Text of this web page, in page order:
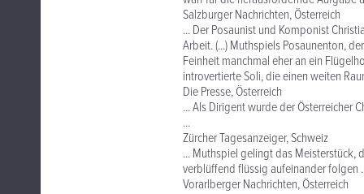
Salzburger Nachrichten, Österreich
... Der Posaunist und Komponist
Arbeit. (...) Muthspiels Posaunenton,
Feinheit manchmal eher an ein
introvertierte Soli, die einen weiten
Die Presse, Österreich
... Als Dirigent wurde der Österreicher
...
Zürcher Tagesanzeiger, Schweiz
... Muthspiel gelingt das Meisterstück,
verblüffend flüssig aufeinander folgen
Vorarlberger Nachrichten, Österreich